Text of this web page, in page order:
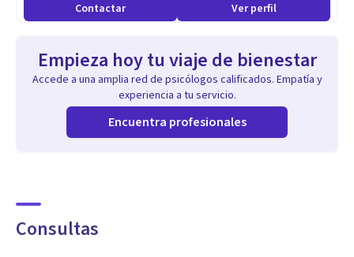
Contactar Ver perfil
Empieza hoy tu viaje de bienestar
Accede a una amplia red de psicólogos calificados. Empatía y
experiencia a tu servicio.
Encuentra profesionales
Consultas